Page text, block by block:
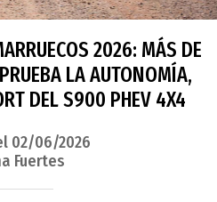
2026: MÁS DE
LA AUTONOMÍA,
DEL S900 PHEV 4X4
02/06/2026
Fuertes